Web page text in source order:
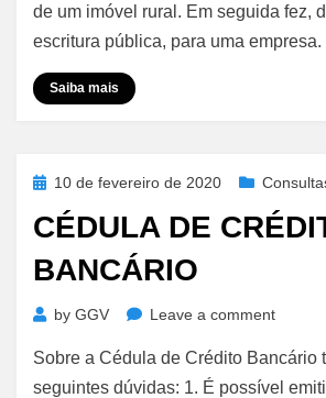
Posse
c/c
de um imóvel rural. Em seguida fez,
escritura pública, para uma
Saiba mais
Posted10 de fevereiro de 2020
CÉDULA DE
BANCÁRIO
by GGV Leave a commenton
de
Crédito
Sobre a Cédula de Crédito Bancário
seguintes dúvidas: 1. É possível